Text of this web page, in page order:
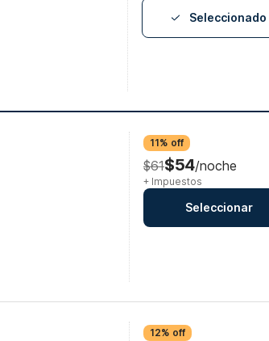
Seleccionado
11% off
$61$54/noche
+ Impuestos
Seleccionar
12% off